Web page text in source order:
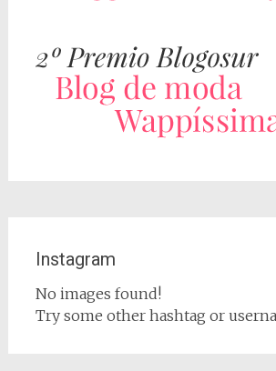
Instagram
No images found!
Try some other hashtag or